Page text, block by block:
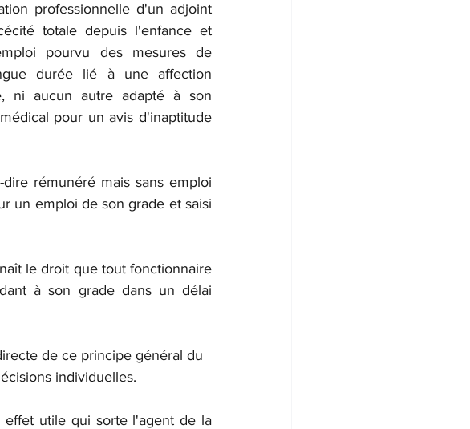
professionnelle d'un adjoint
totale depuis l'enfance et
pourvu des mesures de
durée lié à une affection
ni aucun autre adapté à son
pour un avis d'inaptitude
rémunéré mais sans emploi
un emploi de son grade et saisi
le droit que tout fonctionnaire
à son grade dans un délai
de ce principe général du
individuelles.
utile qui sorte l'agent de la